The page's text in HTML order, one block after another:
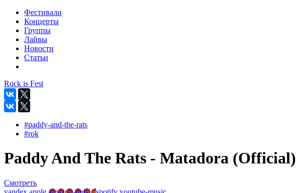
Фестивали
Концерты
Группы
Лайвы
Новости
Статьи
Rock is Fest
#paddy-and-the-rats
#rok
Paddy And The Rats - Matadora (Official)
Смотреть